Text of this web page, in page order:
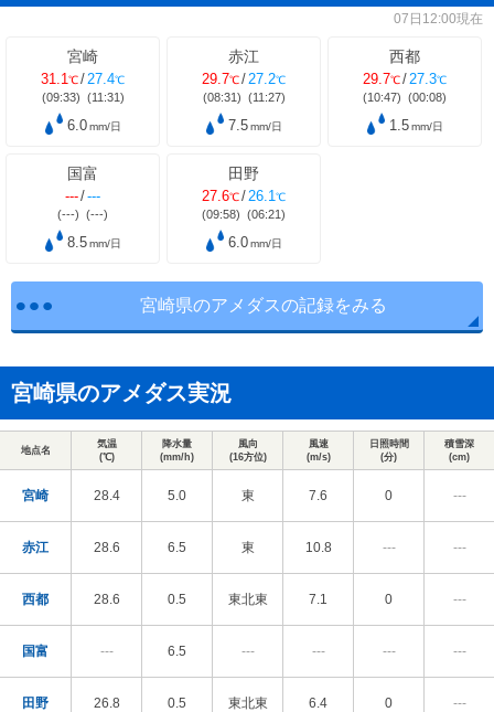
07日12:00現在
宮崎
31.1℃/27.4℃
(09:33) (11:31)
6.0 mm/日
赤江
29.7℃ /27.2℃
(08:31) (11:27)
7.5 mm/日
西都
29.7℃ /27.3℃
(10:47) (00:08)
1.5mm/日
国富
---/---
(---) (---)
8.5 mm/日
田野
27.6℃ /26.1℃
(09:58) (06:21)
6.0 mm/日
宮崎県のアメダスの記録をみる
宮崎県のアメダス実況
地点名
気温
(℃)
降水量
(mm/h)
風向
(16方位)
風速
(m/s)
日照時間
(分)
積雪深
(cm)
宮崎 28.4 5.0 東 7.6 0 ---
赤江 28.6 6.5 東 10.8 --- ---
西都 28.6 0.5 東北東 7.1 0 ---
国富 --- 6.5 --- --- --- ---
田野 26.8 0.5 東北東 6.4 0 ---